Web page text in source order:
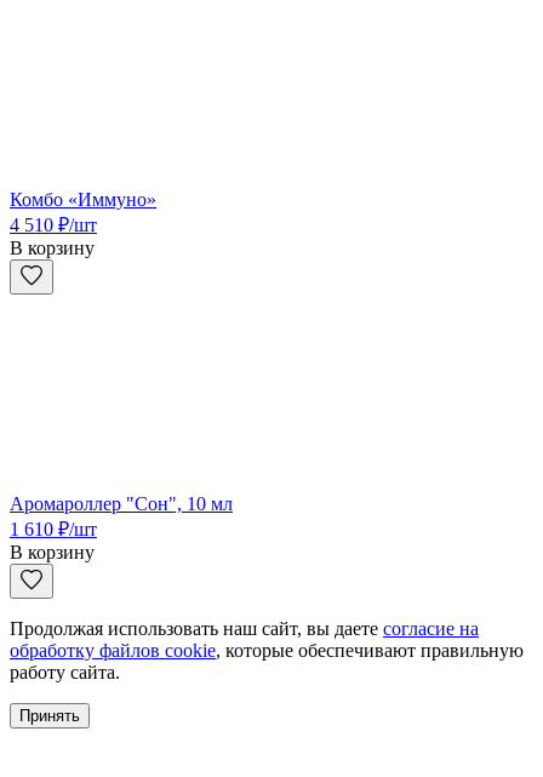
Комбо «Иммуно»
4 510 ₽/шт
В корзину
Аромароллер "Сон", 10 мл
1 610 ₽/шт
В корзину
Продолжая использовать наш сайт, вы даете согласие на
обработку файлов cookie, которые обеспечивают правильную
работу сайта.
Принять